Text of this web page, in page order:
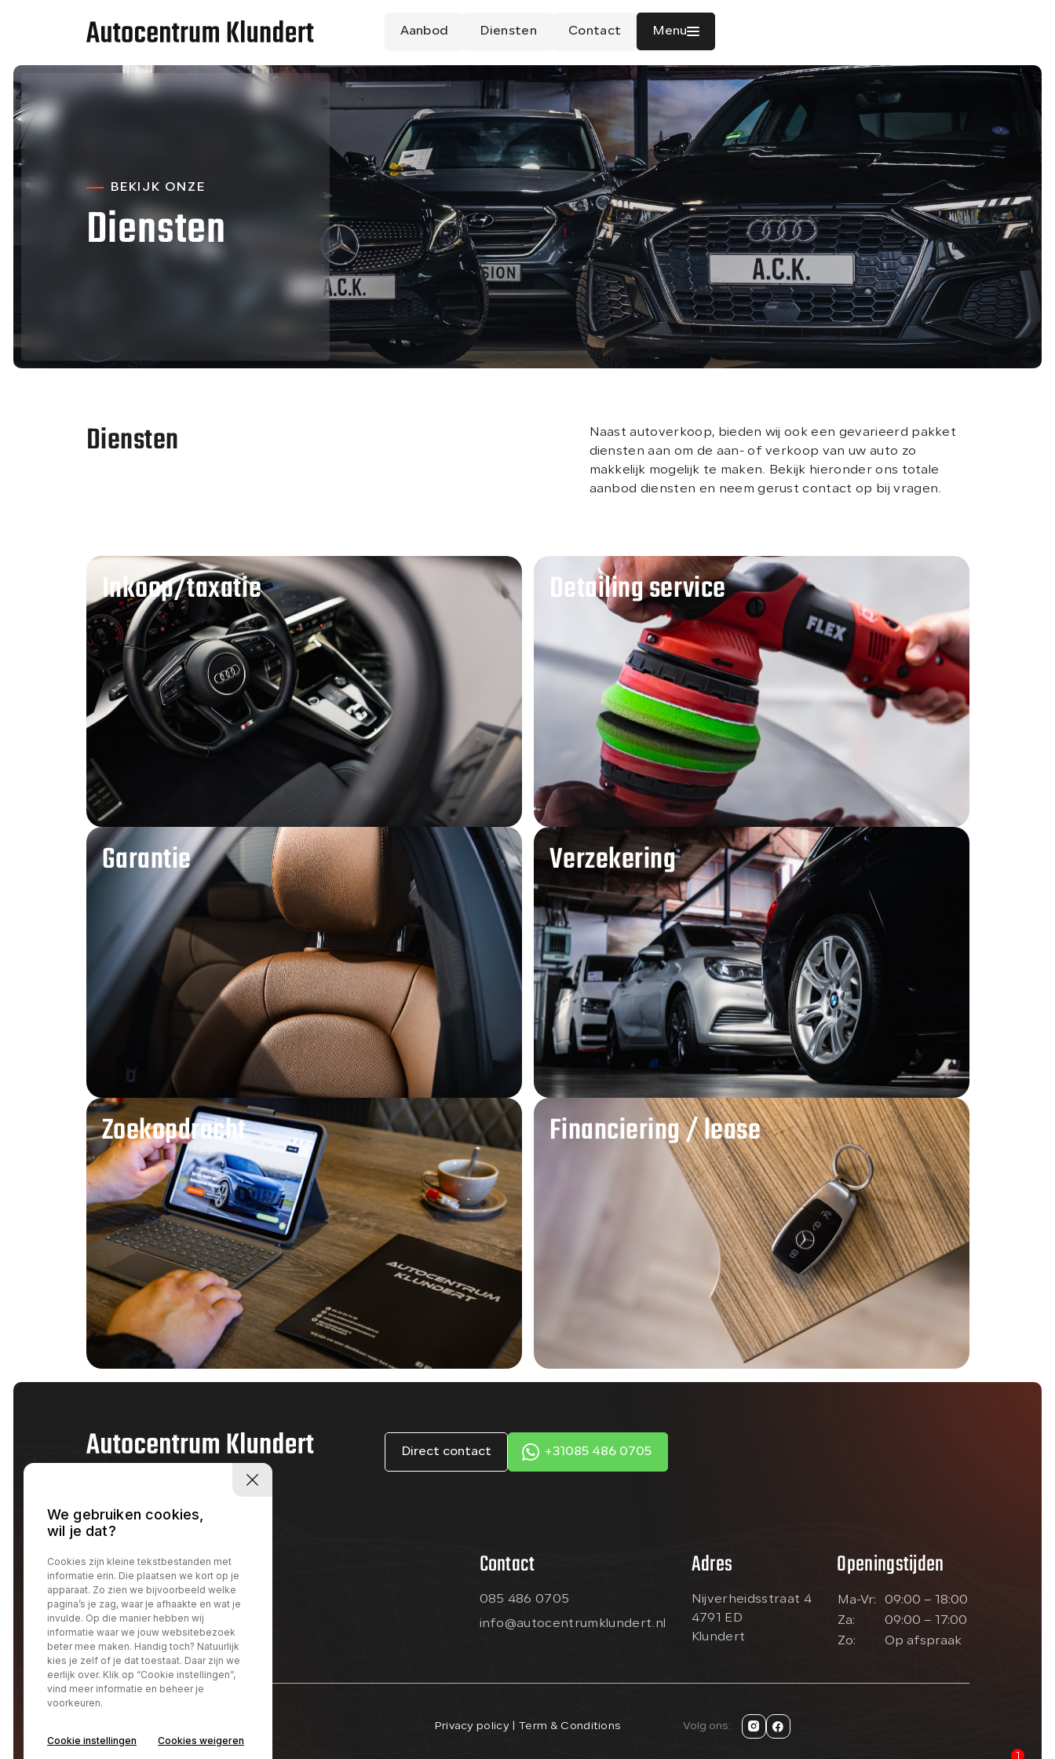
Aanbod Diensten Contact Menu
Aanbod
Vacatures
Verkocht
Over ons
Contact
1
BEKIJK ONZE
Diensten
Diensten
Naast autoverkoop, bieden wij ook een gevarieerd pakket
diensten aan om de aan- of verkoop van uw auto zo
makkelijk mogelijk te maken. Bekijk hieronder ons totale
aanbod diensten en neem gerust contact op bij vragen.
Inkoop/taxatie Detailing service
Garantie Verzekering
Zoekopdracht Financiering / lease
Direct contact +31085 486 0705
Contact
085 486 0705
info@autocentrumklundert.nl
Adres
Nijverheidsstraat 4
4791 ED
Klundert
Openingstijden
Ma-Vr:
09:00 – 18:00
Za:
09:00 – 17:00
Zo:
Op afspraak
Privacy policy | Term & Conditions Volg ons:
We gebruiken cookies,
wil je dat?
Cookies zijn kleine tekstbestanden met
informatie erin. Die plaatsen we kort op je
apparaat. Zo zien we bijvoorbeeld welke
pagina’s je zag, waar je afhaakte en wat je
invulde. Op die manier hebben wij
informatie waar we jouw websitebezoek
beter mee maken. Handig toch? Natuurlijk
kies je zelf of je dat toestaat. Daar zijn we
eerlijk over. Klik op “Cookie instellingen”,
vind meer informatie en beheer je
voorkeuren.
Cookie instellingen Cookies weigeren